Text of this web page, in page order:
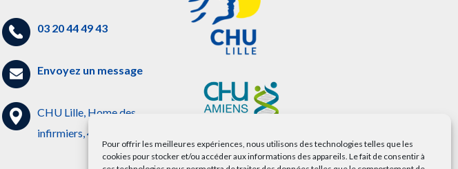
Pour offrir les meilleures expériences, nous utilisons des technologies telles que les
cookies pour stocker et/ou accéder aux informations des appareils. Le fait de consentir à
03 20 44 49 43
Envoyez un message
CHU Lille, Home des
infirmiers, 4ème étage